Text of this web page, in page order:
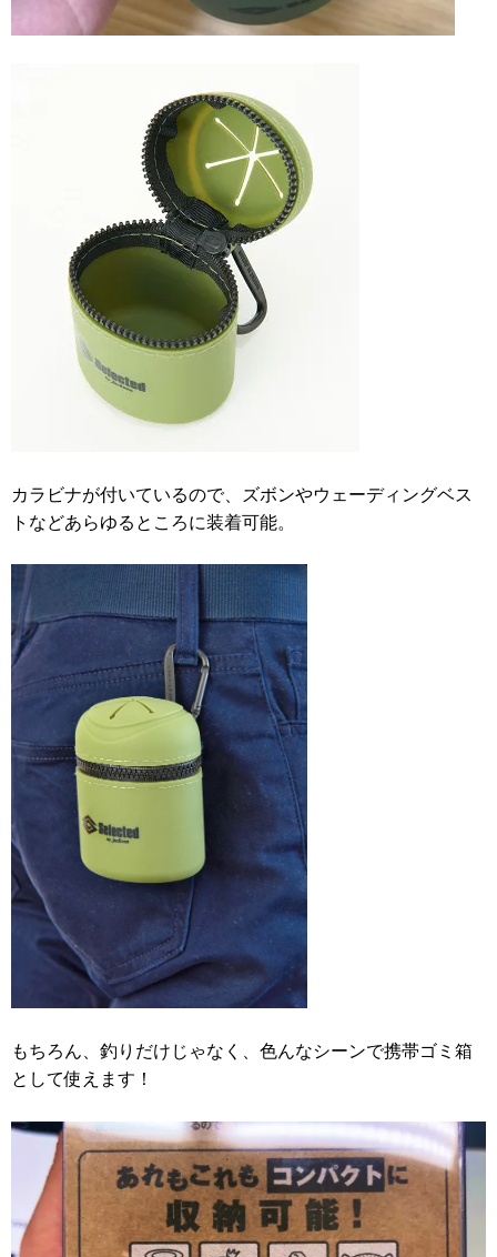
カラビナが付いているので、ズボンやウェーディングベス
トなどあらゆるところに装着可能。
もちろん、釣りだけじゃなく、色んなシーンで携帯ゴミ箱
として使えます！